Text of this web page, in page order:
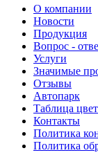
О компании
Новости
Продукция
Вопрос -
Услуги
Значимые
Отзывы
Автопарк
Таблица
Контакты
Политика
Политика